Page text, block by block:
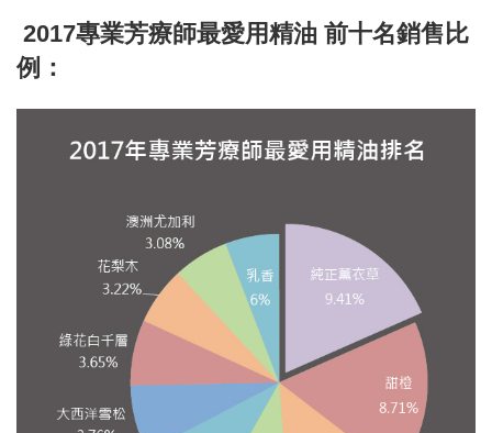
2017專業芳療師最愛用精油 前十名銷售比
例：